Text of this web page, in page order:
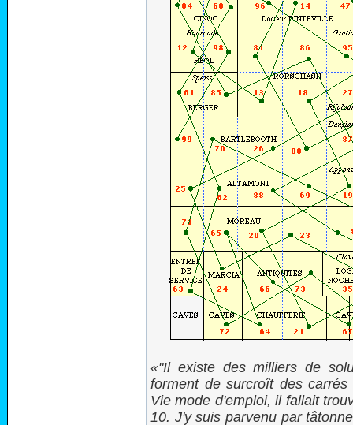
"Il existe des milliers de
forment de surcroît des
Vie mode d'emploi, il fallait
10. J'y suis parvenu par